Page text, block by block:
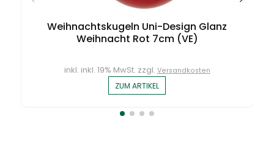
Weihnachtskugeln Uni-Design Glanz
Weihnacht Rot 7cm (VE)
inkl. inkl. 19% MwSt. zzgl. Versandkosten
ZUM ARTIKEL